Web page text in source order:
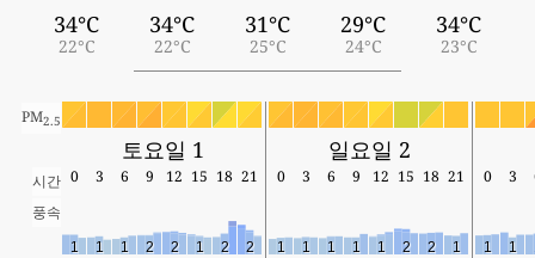
34°C
22°C
34°C
22°C
31°C
25°C
29°C
24°C
34°C
23°C
PM2.5
토요일 1 일요일 2
시간 0 3 6 9 12 15 18 21 0 3 6 9 12 15 18 21 0 3
풍속
1 1 1 2 2 1 2 2 1 1 1 1 1 2 2 1 1 1